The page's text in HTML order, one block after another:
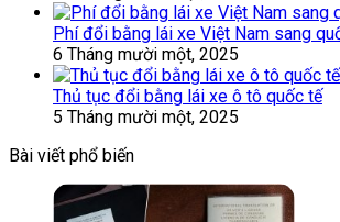
Phí đổi bằng lái xe Việt Nam sang
6 Tháng mười một, 2025
Thủ tục đổi bằng lái xe ô tô quốc tế
5 Tháng mười một, 2025
Bài viết phổ biến